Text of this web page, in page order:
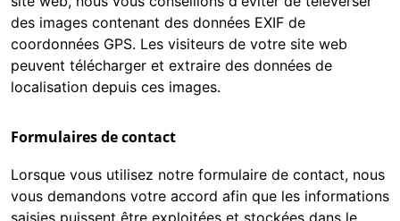
des images contenant des données EXIF de
coordonnées GPS. Les visiteurs de votre site web
peuvent télécharger et extraire des données de
localisation depuis ces images.
Formulaires de contact
Lorsque vous utilisez notre formulaire de contact, nous
vous demandons votre accord afin que les informations
saisies puissent être exploitées et stockées dans le